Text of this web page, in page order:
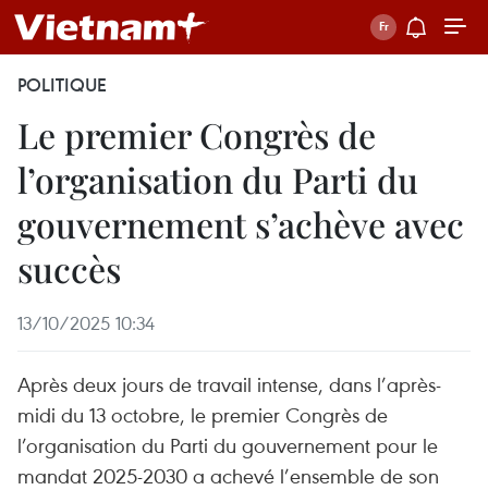
POLITIQUE
Le premier Congrès de
l’organisation du Parti du
gouvernement s’achève avec
succès
13/10/2025 10:34
Après deux jours de travail intense, dans l’après-
midi du 13 octobre, le premier Congrès de
l’organisation du Parti du gouvernement pour le
mandat 2025-2030 a achevé l’ensemble de son